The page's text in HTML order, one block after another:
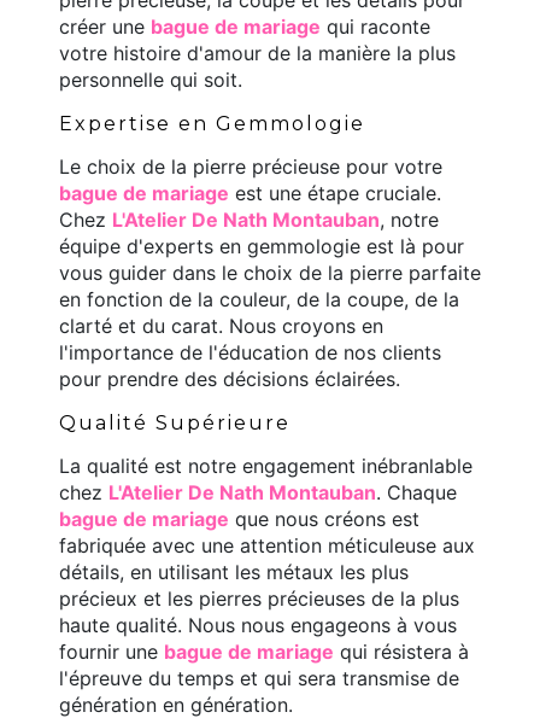
créer une bague de mariage qui raconte
votre histoire d'amour de la manière la plus
personnelle qui soit.
Expertise en Gemmologie
Le choix de la pierre précieuse pour votre
bague de mariage est une étape cruciale.
Chez L'Atelier De Nath Montauban, notre
équipe d'experts en gemmologie est là pour
vous guider dans le choix de la pierre parfaite
en fonction de la couleur, de la coupe, de la
clarté et du carat. Nous croyons en
l'importance de l'éducation de nos clients
pour prendre des décisions éclairées.
Qualité Supérieure
La qualité est notre engagement inébranlable
chez L'Atelier De Nath Montauban. Chaque
bague de mariage que nous créons est
fabriquée avec une attention méticuleuse aux
détails, en utilisant les métaux les plus
précieux et les pierres précieuses de la plus
haute qualité. Nous nous engageons à vous
fournir une bague de mariage qui résistera à
l'épreuve du temps et qui sera transmise de
génération en génération.